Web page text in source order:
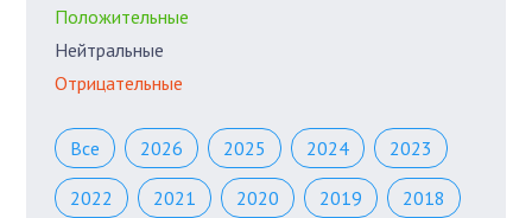
Положительные
Нейтральные
Отрицательные
Все 2026 2025 2024 2023
2022 2021 2020 2019 2018